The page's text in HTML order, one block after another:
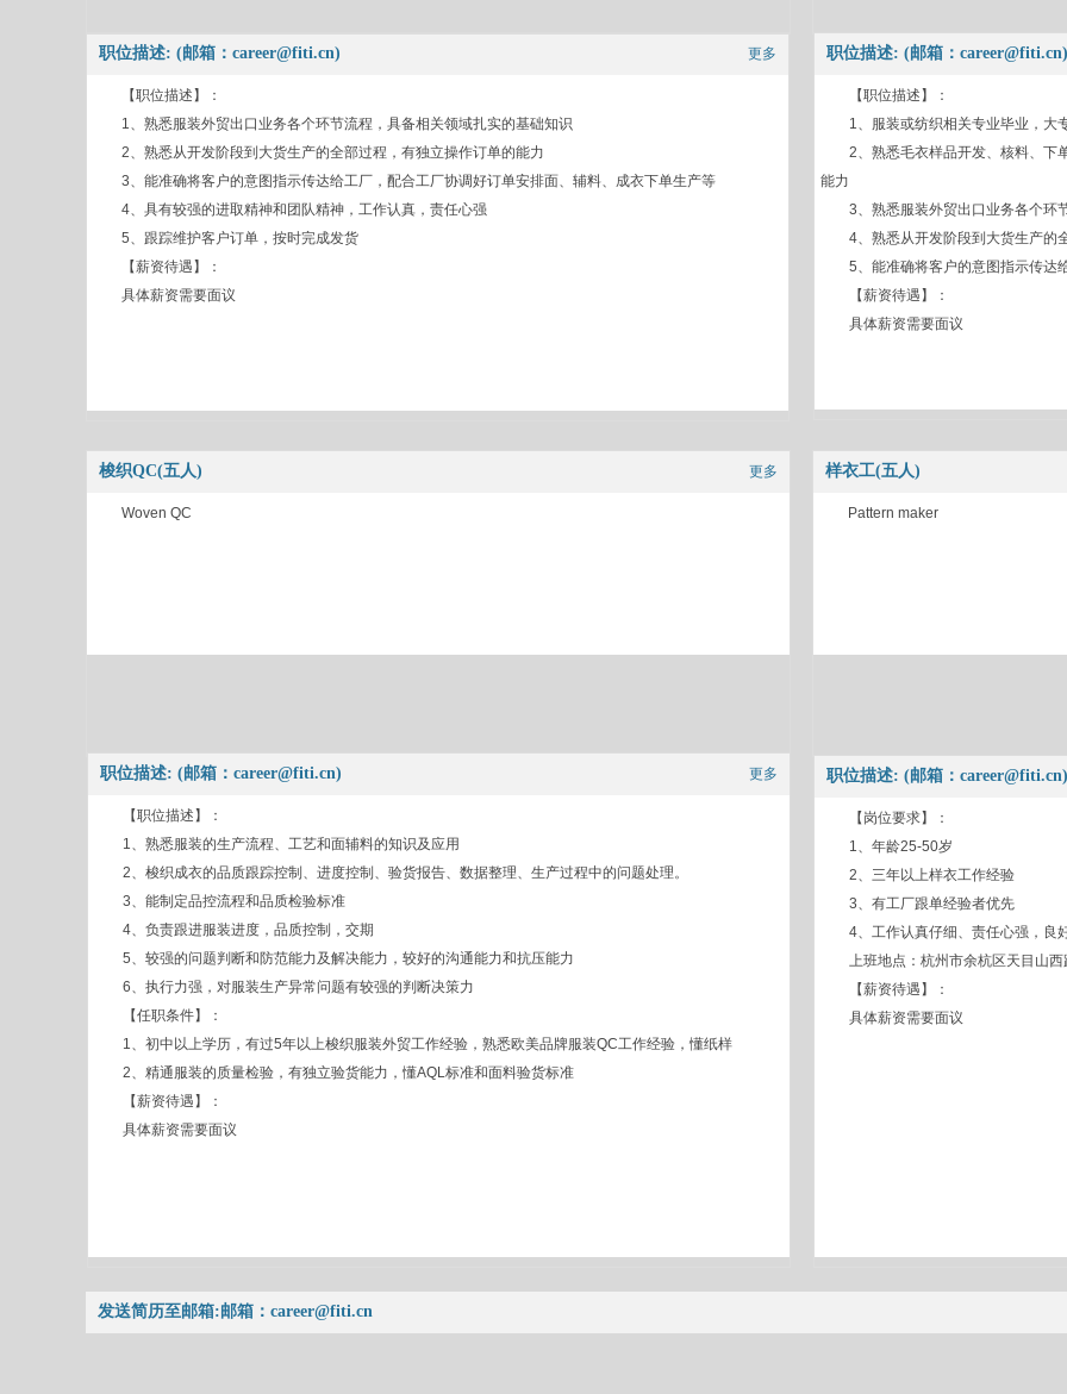
职位描述: (邮箱：career@fiti.cn) 更多
【职位描述】：
1、熟悉服装外贸出口业务各个环节流程，具备相关领域扎实的基础知识
2、熟悉从开发阶段到大货生产的全部过程，有独立操作订单的能力
3、能准确将客户的意图指示传达给工厂，配合工厂协调好订单安排面、辅料、成衣下单生产等
4、具有较强的进取精神和团队精神，工作认真，责任心强
5、跟踪维护客户订单，按时完成发货
【薪资待遇】：
具体薪资需要面议
梭织QC(五人) 更多
Woven QC
样衣工(五人)
Pattern maker
职位描述: (邮箱：career@fiti.cn)
【职位描述】：
1、服装或纺织相关专业毕业，大
2、熟悉毛衣样品开发、核料、下
能力
3、熟悉服装外贸出口业务各个环
4、熟悉从开发阶段到大货生产的
5、能准确将客户的意图指示传达
【薪资待遇】：
具体薪资需要面议
职位描述: (邮箱：career@fiti.cn) 更多
【职位描述】：
1、熟悉服装的生产流程、工艺和面辅料的知识及应用
2、梭织成衣的品质跟踪控制、进度控制、验货报告、数据整理、生产过程中的问题处理。
3、能制定品控流程和品质检验标准
4、负责跟进服装进度，品质控制，交期
5、较强的问题判断和防范能力及解决能力，较好的沟通能力和抗压能力
6、执行力强，对服装生产异常问题有较强的判断决策力
【任职条件】：
1、初中以上学历，有过5年以上梭织服装外贸工作经验，熟悉欧美品牌服装QC工作经验，懂纸样
2、精通服装的质量检验，有独立验货能力，懂AQL标准和面料验货标准
【薪资待遇】：
具体薪资需要面议
职位描述: (邮箱：career@fiti.cn)
【岗位要求】：
1、年龄25-50岁
2、三年以上样衣工作经验
3、有工厂跟单经验者优先
4、工作认真仔细、责任心强，良
上班地点：杭州市余杭区天目山
【薪资待遇】：
具体薪资需要面议
发送简历至邮箱:邮箱：career@fiti.cn